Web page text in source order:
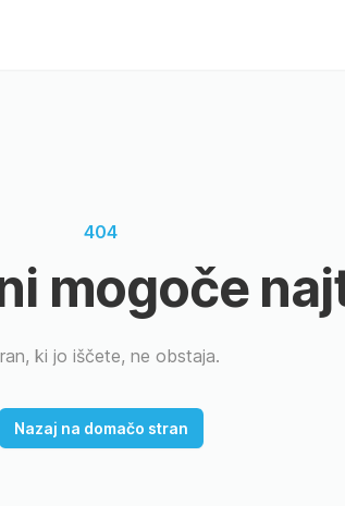
404
mogoče
ki jo iščete, ne obstaja.
Nazaj na domačo stran